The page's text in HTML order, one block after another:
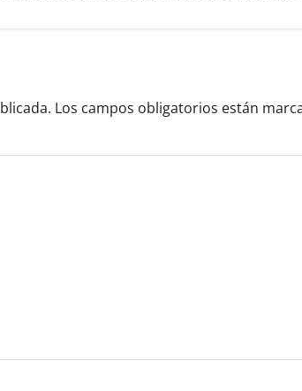
Los campos obligatorios están